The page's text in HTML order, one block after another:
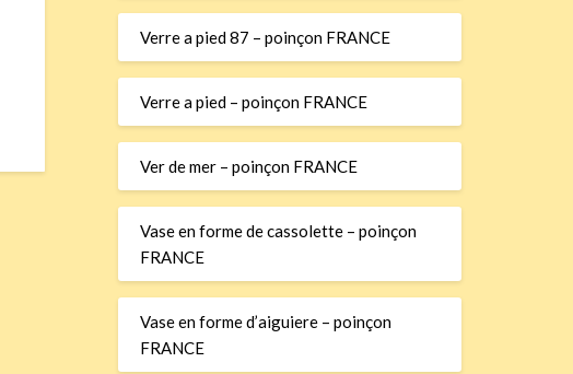
Verre a pied 87 – poinçon FRANCE
Verre a pied – poinçon FRANCE
Ver de mer – poinçon FRANCE
Vase en forme de cassolette – poinçon
FRANCE
Vase en forme d’aiguiere – poinçon
FRANCE